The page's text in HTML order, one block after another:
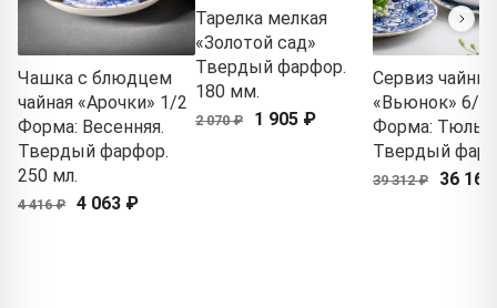
Чашка с блюдцем
чайная «Арочки» 1/2
Форма: Весенняя.
Твердый фарфор.
250 мл.
4 416 ₽ 4 063 ₽
Тарелка мелкая
«Золотой сад»
Твердый фарфор.
180 мм.
2 070 ₽ 1 905 ₽
Сервиз
«Вьюнок» 6/
Форма:
Твердый
39 312 ₽ 36